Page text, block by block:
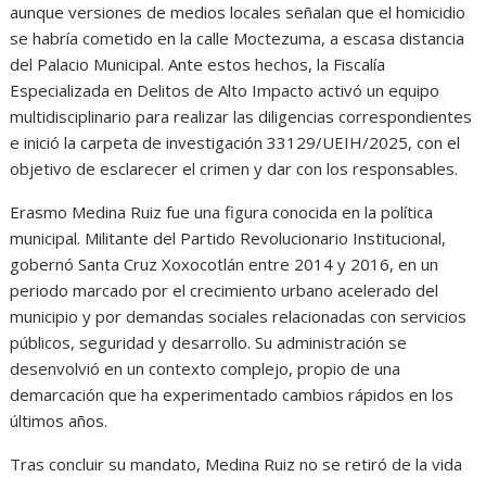
aunque versiones de medios locales señalan que el homicidio
se habría cometido en la calle Moctezuma, a escasa distancia
del Palacio Municipal. Ante estos hechos, la Fiscalía
Especializada en Delitos de Alto Impacto activó un equipo
multidisciplinario para realizar las diligencias correspondientes
e inició la carpeta de investigación 33129/UEIH/2025, con el
objetivo de esclarecer el crimen y dar con los responsables.
Erasmo Medina Ruiz fue una figura conocida en la política
municipal. Militante del Partido Revolucionario Institucional,
gobernó Santa Cruz Xoxocotlán entre 2014 y 2016, en un
periodo marcado por el crecimiento urbano acelerado del
municipio y por demandas sociales relacionadas con servicios
públicos, seguridad y desarrollo. Su administración se
desenvolvió en un contexto complejo, propio de una
demarcación que ha experimentado cambios rápidos en los
últimos años.
Tras concluir su mandato, Medina Ruiz no se retiró de la vida